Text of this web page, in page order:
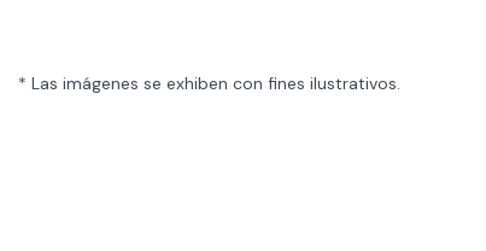
* Las imágenes se exhiben con fines ilustrativos.